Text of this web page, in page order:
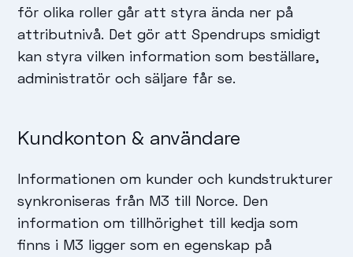
för olika roller går att styra ända ner på
attributnivå. Det gör att Spendrups smidigt
kan styra vilken information som beställare,
administratör och säljare får se.
Kundkonton & användare
Informationen om kunder och kundstrukturer
synkroniseras från M3 till Norce. Den
information om tillhörighet till kedja som
finns i M3 ligger som en egenskap på